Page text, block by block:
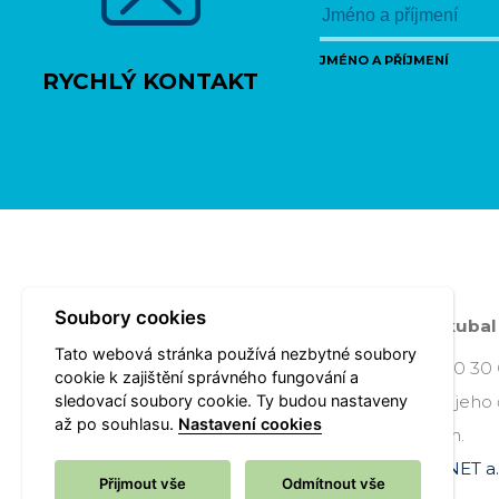
RYCHLÝ KONTAKT
JMÉNO A PŘÍJMENÍ
Poslední změna: Středa 04.09.2019 09:12 -
Úřad městského obvodu Ostrava-Jih, Horní 3, 700
Všechna práva vyhrazena - použití obsahu nebo
souhlasem Úřadu městského obvodu Ostrava-Jih.
Webové stránky jsou ve správě společnosti
OVANET
Soubory cookies
Tato webová stránka používá nezbytné soubory
cookie k zajištění správného fungování a
sledovací soubory cookie. Ty budou nastaveny
až po souhlasu. Nastavení cookies
Přijmout vše Odmítnout vše